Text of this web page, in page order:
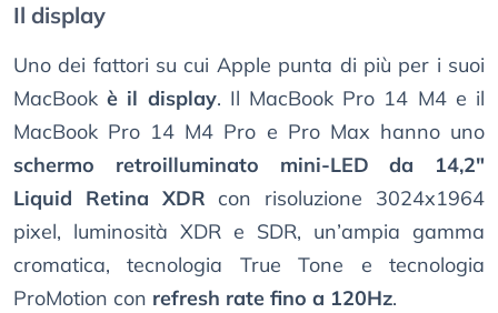
Il display
Uno dei fattori su cui Apple punta di più per i suoi
MacBookè il display. Il MacBook Pro 14 M4 e il
MacBook Pro 14 M4 Pro e Pro Max hanno uno
schermo retroilluminato mini-LED da 14,2"
Liquid Retina XDR con risoluzione 3024x1964
pixel, luminosità XDR e SDR, un’ampia gamma
cromatica, tecnologia True Tone e tecnologia
ProMotion con refresh rate fino a 120Hz.